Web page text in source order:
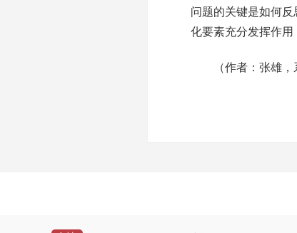
问题的关键是如何
化要素充分发挥作用
（作者：张雄，系